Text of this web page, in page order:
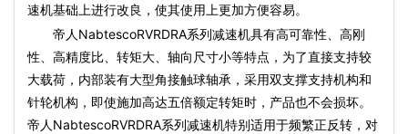
速机基础上进行改良，使其使用上更加方便容易。
帝人NabtescoRVRDRA系列减速机具有高可靠性、高刚
性、高精度比、转矩大、轴向尺寸小等特点，为了直接支持较
大载荷，内部装有大型角接触球轴承，采用双支撑支持机构和
针轮机构，即使施加高达五倍额定转矩时，产品也不会损坏。
帝人NabtescoRVRDRA系列减速机特别适用于频繁正反转，对